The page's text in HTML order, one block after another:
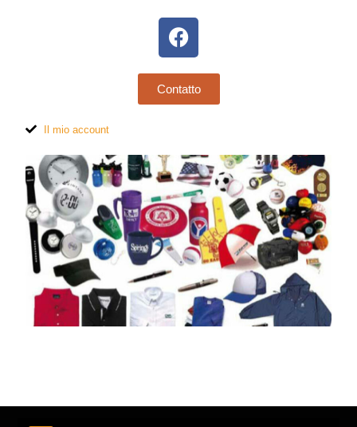
Contatto
Il mio account